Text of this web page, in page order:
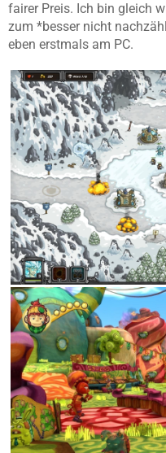
fairer Preis. Ich bin gleich
zum *besser nicht
eben erstmals am PC.